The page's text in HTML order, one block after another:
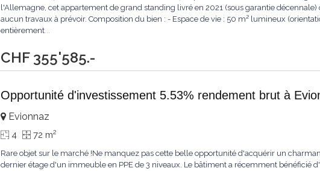
CHF 355'585.-
l'Allemagne, cet appartement de grand standing livré en 2021 (sous garantie décennale)
aucun travaux à prévoir. Composition du bien : - Espace de vie : 50 m² lumineux
entièrement...
Opportunité d'investissement 5.53% rendement brut à
Evionnaz
4 72 m2
Rare objet sur le marché !Ne manquez pas cette belle opportunité d'acquérir un
dernier étage d'un immeuble en PPE de 3 niveaux. Le bâtiment a récemment bénéficié